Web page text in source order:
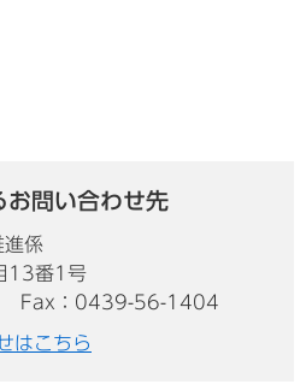
お問い合わせ先
進係
13番1号
Fax：0439-56-1404
はこちら